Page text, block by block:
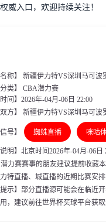
威入口，欢迎持续关注！
名称】 新疆伊力特VS深圳马可波
类】 CBA潜力赛
时间】2026年-04月-06日 22:00
双方】 新疆伊力特VS深圳马可波
号】 蜘蛛直播 咪咕
说明】北京时间2026年-04月-06
力赛赛事的朋友建议提前收藏
特直播、城直播的近期比赛安
提示】部分直播源可能会在临近
，建议前往世界杯买球平台获取